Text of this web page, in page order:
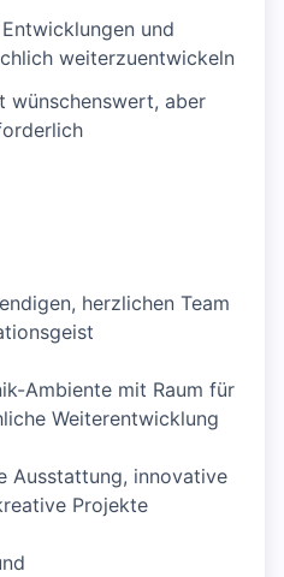
und
weiterzuentwickeln
wünschenswert, aber
herzlichen Team
Ambiente mit Raum für
Weiterentwicklung
Ausstattung, innovative
Projekte